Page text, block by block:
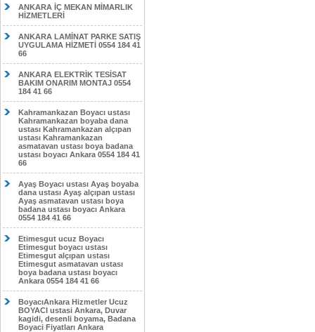
ANKARA İÇ MEKAN MİMARLIK
HİZMETLERİ
ANKARA LAMİNAT PARKE SATIŞ
UYGULAMA HİZMETİ 0554 184 41
66
ANKARA ELEKTRİK TESİSAT
BAKIM ONARIM MONTAJ 0554
184 41 66
Kahramankazan Boyacı ustası
Kahramankazan boyaba dana
ustası Kahramankazan alçıpan
ustası Kahramankazan
asmatavan ustası boya badana
ustası boyacı Ankara 0554 184 41
66
Ayaş Boyacı ustası Ayaş boyaba
dana ustası Ayaş alçıpan ustası
Ayaş asmatavan ustası boya
badana ustası boyacı Ankara
0554 184 41 66
Etimesgut ucuz Boyacı
Etimesgut boyacı ustası
Etimesgut alçıpan ustası
Etimesgut asmatavan ustası
boya badana ustası boyacı
Ankara 0554 184 41 66
BoyacıAnkara Hizmetler Ucuz
BOYACI ustasi Ankara, Duvar
kagidi, desenli boyama, Badana
Boyaci Fiyatları Ankara